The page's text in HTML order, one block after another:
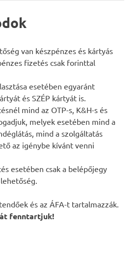
van készpénzes és kártyás
fizetés csak forinttal
esetében egyaránt
és SZÉP kártyát is.
mind az OTP-s, K&H-s és
melyek esetében mind a
mind a szolgáltatás
az igénybe kívánt venni
esetében csak a belépőjegy
és az ÁFA-t tartalmazzák.
fenntartjuk!